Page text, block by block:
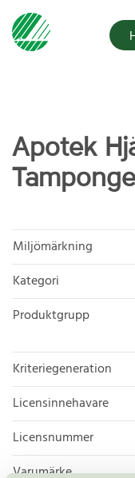
Apotek
Miljömärkning
Kategori
Produktgrupp
Kriteriegeneration
Licensinnehavare
Licensnummer
Varumärke